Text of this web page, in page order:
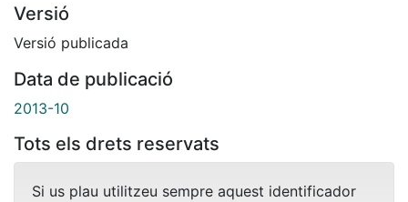
Versió
Versió publicada
Data de publicació
2013-10
Tots els drets reservats
Si us plau utilitzeu sempre aquest identificador